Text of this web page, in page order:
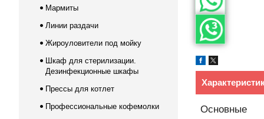
Основные
Мармиты
Линии раздачи
Жироуловители под мойку
Шкаф для стерилизации.
Дезинфекционные шкафы
Прессы для котлет
Профессиональные кофемолки